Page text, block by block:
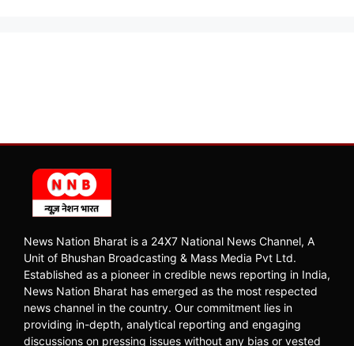
News Nation Bharat is a 24X7 National News Channel, A
Unit of Bhushan Broadcasting & Mass Media Pvt Ltd.
Established as a pioneer in credible news reporting in India,
News Nation Bharat has emerged as the most respected
news channel in the country. Our commitment lies in
providing in-depth, analytical reporting and engaging
discussions on pressing issues without any bias or vested